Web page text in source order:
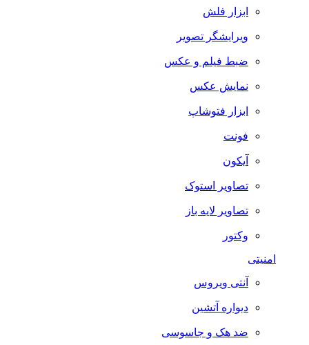
ابزار فلش
ویرایشگر تصویر
ضبط فيلم و عكس
نمایش عکس
ابزار فتوشاپ
فونت
آیکون
تصاویر استوک
تصاویر لایه باز
وکتور
امنیتی
آنتی ویروس
دیواره آتشین
ضد هک و جاسوسی